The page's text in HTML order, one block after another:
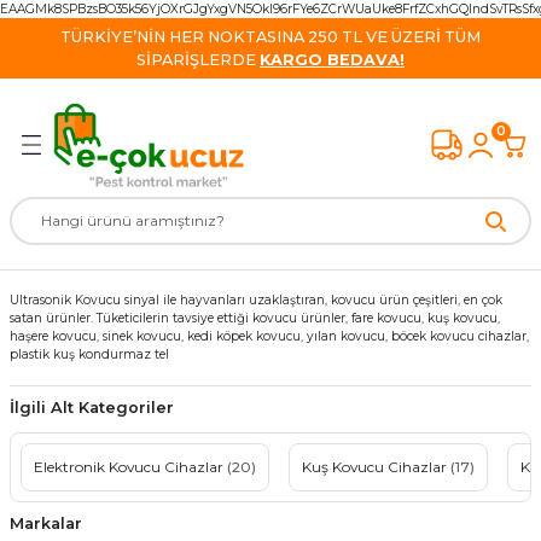
TÜRKİYE’NİN HER NOKTASINA 250 TL VE ÜZERİ TÜM
SİPARİŞLERDE KARGO BEDAVA!
Geri Dön
Cihazlar
Cihazlar
Cihazlar
Cihazlar
Cihazlar
Geri Dön
kovucu Ürünler
Ürünler
Geri Dön
ve Yem
Ultrasonik Cihazlar
Geri Dön
Malzemeleri
Geri Dön
İlacı
İlacı
Geri Dön
Ürün
Geri Dön
Kovucu
/ Tilki Kovucu
0
Ultrasonik Kovucu sinyal ile hayvanları uzaklaştıran, kovucu ürün çeşitleri, en çok
satan ürünler. Tüketicilerin tavsiye ettiği kovucu ürünler, fare kovucu, kuş kovucu,
haşere kovucu, sinek kovucu, kedi köpek kovucu, yılan kovucu, böcek kovucu cihazlar,
plastik kuş kondurmaz tel
İlgili Alt Kategoriler
Elektronik Kovucu Cihazlar (20) Kuş Kovucu Cihazlar (17)
Markalar